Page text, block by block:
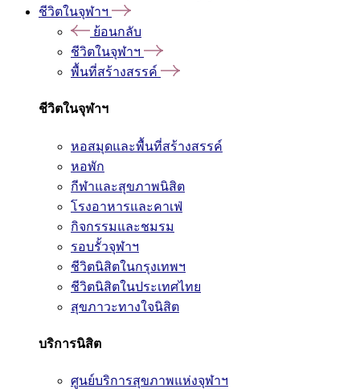
ชีวิตในจุฬาฯ
ย้อนกลับ
ชีวิตในจุฬาฯ
พื้นที่สร้างสรรค์
ชีวิตในจุฬาฯ
หอสมุดและพื้นที่สร้างสรรค์
หอพัก
กีฬาและสุขภาพนิสิต
โรงอาหารและคาเฟ่
กิจกรรมและชมรม
รอบรั้วจุฬาฯ
ชีวิตนิสิตในกรุงเทพฯ
ชีวิตนิสิตในประเทศไทย
สุขภาวะทางใจนิสิต
บริการนิสิต
ศูนย์บริการสุขภาพแห่งจุฬาฯ